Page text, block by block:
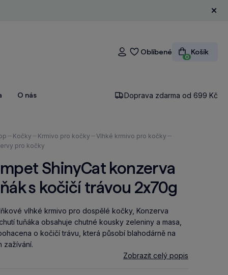
Přihlášení
Oblíbené
0
Košík
O nás Doprava zdarma od 699 Kč
Kočky Krmivo pro kočky
Vlhké krmivo pro kočky
pro kočky
ShinyCat konzerva
s kočičí trávou 2x70g
vlhké krmivo pro dospělé kočky, Konzerva
tuňáka obsahuje chutné kousky zeleniny a masa,
o kočičí trávu, která působí blahodárně na
zažívání.
Zobrazit celý popis